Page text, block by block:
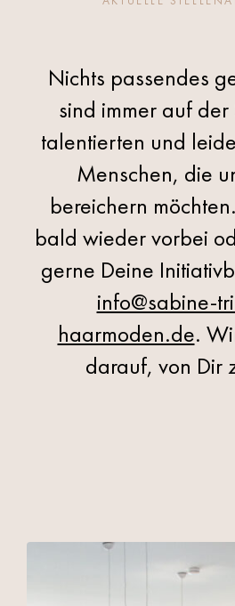
Nichts passendes
sind immer auf der
talentierten und
Menschen, die
bereichern
bald wieder vorbei
gerne Deine
info@sabine-
haarmoden.de.
darauf, von Dir